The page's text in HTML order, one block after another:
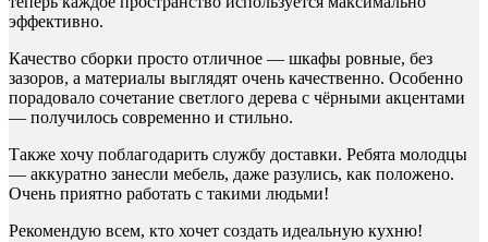
эффективно.
Качество сборки просто отличное — шкафы ровные, без
зазоров, а материалы выглядят очень качественно. Особенно
порадовало сочетание светлого дерева с чёрными акцентами
— получилось современно и стильно.
Также хочу поблагодарить службу доставки. Ребята молодцы
— аккуратно занесли мебель, даже разулись, как положено.
Очень приятно работать с такими людьми!
Рекомендую всем, кто хочет создать идеальную кухню!